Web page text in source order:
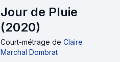
Jour de Pluie
(2020)
Court-métrage de Claire
Marchal Dombrat